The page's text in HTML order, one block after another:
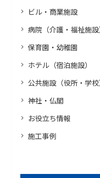
ビル・商業施設
病院（介護・福祉施設
保育園・幼稚園
ホテル（宿泊施設）
公共施設（役所・学校
神社・仏閣
お役立ち情報
施工事例